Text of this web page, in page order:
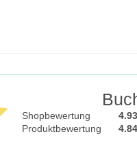
Shopbewertung
Produktbewertung